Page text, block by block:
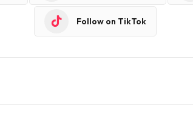
Follow on TikTok